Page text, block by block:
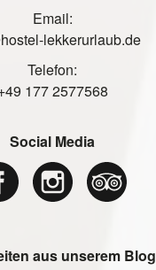
Email:
lekkerurlaub.de
Telefon:
177 2577568
Social Media
aus unserem Blog